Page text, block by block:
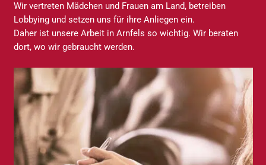
Wir vertreten Mädchen und Frauen am Land, betreiben
Lobbying und setzen uns für ihre Anliegen ein.
Daher ist unsere Arbeit in Arnfels so wichtig. Wir beraten
dort, wo wir gebraucht werden.